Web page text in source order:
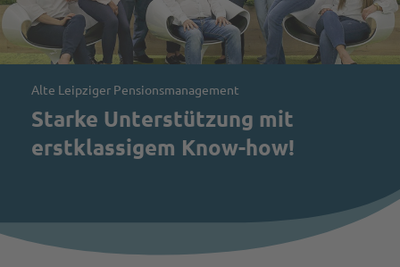
Alte Leipziger Pensionsmanagement
Starke Unterstützung mit
erstklassigem Know-how!